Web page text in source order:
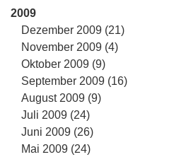
2009
Dezember 2009 (21)
November 2009 (4)
Oktober 2009 (9)
September 2009 (16)
August 2009 (9)
Juli 2009 (24)
Juni 2009 (26)
Mai 2009 (24)